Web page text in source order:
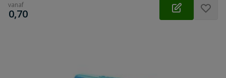
vanaf
€
0,70